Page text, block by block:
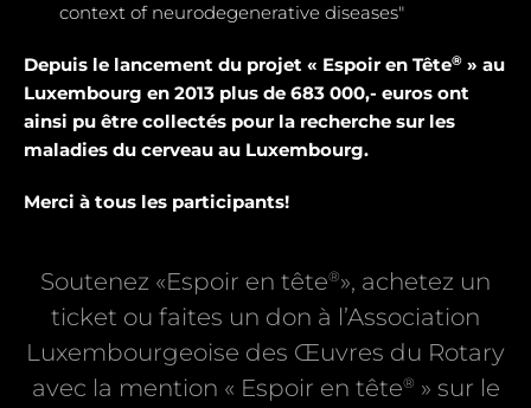
context of neurodegenerative diseases"
Depuis le lancement du projet « Espoir en Tête® » au
Luxembourg en 2013 plus de 683 000,- euros ont
ainsi pu être collectés pour la recherche sur les
maladies du cerveau au Luxembourg.
Merci à tous les participants!
Soutenez «Espoir en tête®», achetez un
ticket ou faites un don à l’Association
Luxembourgeoise des Œuvres du Rotary
avec la mention « Espoir en tête® » sur le